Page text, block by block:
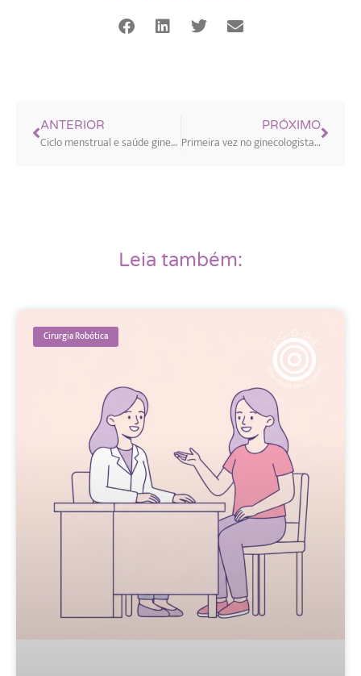
ANTERIOR
Ciclo menstrual e saúde ginecológica: o que seu corpo está tentando dizer
PRÓXIMO
Primeira vez no ginecologista: quando ir e o que esperar
Leia também:
Cirurgia Robótica